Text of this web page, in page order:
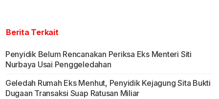
Berita Terkait
Penyidik Belum Rencanakan Periksa Eks Menteri Siti
Nurbaya Usai Penggeledahan
Geledah Rumah Eks Menhut, Penyidik Kejagung Sita Bukti
Dugaan Transaksi Suap Ratusan Miliar